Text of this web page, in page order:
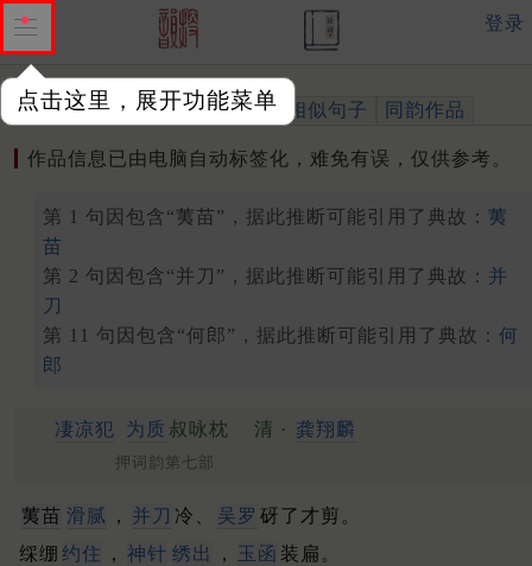
点击这里，展开功能菜单
登录
作品 标注四声 出处、引用 相似句子 同韵作品
作品信息已由电脑自动标签化，难免有误，仅供参考。
第 1 句因包含“荑苗”，据此推断可能引用了典故： 荑
苗
第 2 句因包含“并刀”，据此推断可能引用了典故： 并
刀
第 11 句因包含“何郎”，据此推断可能引用了典故： 何
郎
凄凉犯 为质 叔咏枕 清 · 龚翔麟
押词韵第七部
荑苗 滑腻 ， 并刀 冷、 吴罗 砑了才剪。
䌽绷 约住 ， 神针 绣出 ， 玉函 装扁。